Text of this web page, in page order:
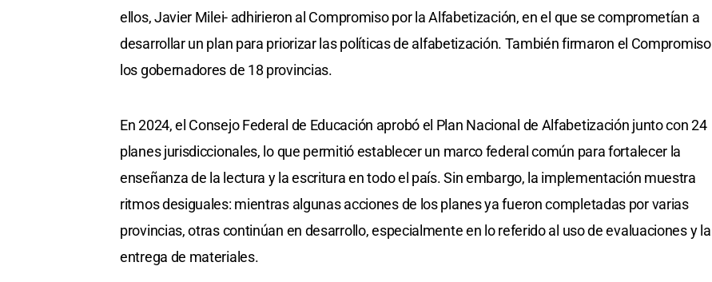
ellos, Javier Milei- adhirieron al Compromiso por la Alfabetización, en el que se comprometían a
desarrollar un plan para priorizar las políticas de alfabetización. También firmaron el Compromiso
los gobernadores de 18 provincias.
En 2024, el Consejo Federal de Educación aprobó el Plan Nacional de Alfabetización junto con 24
planes jurisdiccionales, lo que permitió establecer un marco federal común para fortalecer la
enseñanza de la lectura y la escritura en todo el país. Sin embargo, la implementación muestra
ritmos desiguales: mientras algunas acciones de los planes ya fueron completadas por varias
provincias, otras continúan en desarrollo, especialmente en lo referido al uso de evaluaciones y la
entrega de materiales.